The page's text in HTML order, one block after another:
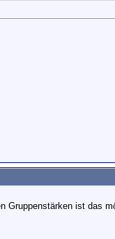
Gruppenstärken ist das